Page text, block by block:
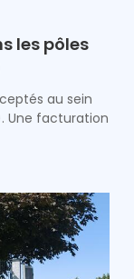
les pôles
au sein
Une facturation